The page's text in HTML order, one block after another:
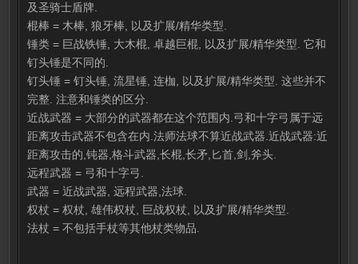
及圣骑士盾牌.
棍棒 = 木棒, 狼牙棒, 以及扩展/精华类型.
锤类 = 巨战铁锤, 大木棍, 卓越巨棍, 以及扩展/精华类型. 它和
钉头锤是不同的.
钉头锤 = 钉头锤, 流星锤, 连枷, 以及扩展/精华类型. 这些并不
完整. 注意和锤类的区分.
近战武器 = 大部分的武器都在这个范围内.弓和十字弓属于远
距离攻击武器不包含在内.法师法球不算近战武器.近战武器:近
距离攻击的,钝器,格斗武器,长棍,长矛,匕首,剑,斧头.
远程武器 = 弓和十字弓.
武器 = 近战武器, 远程武器,法球.
权杖 = 权杖, 雄伟权杖, 巨战权杖, 以及扩展/精华类型.
法杖 = 不包括手杖等其他杖类物品.